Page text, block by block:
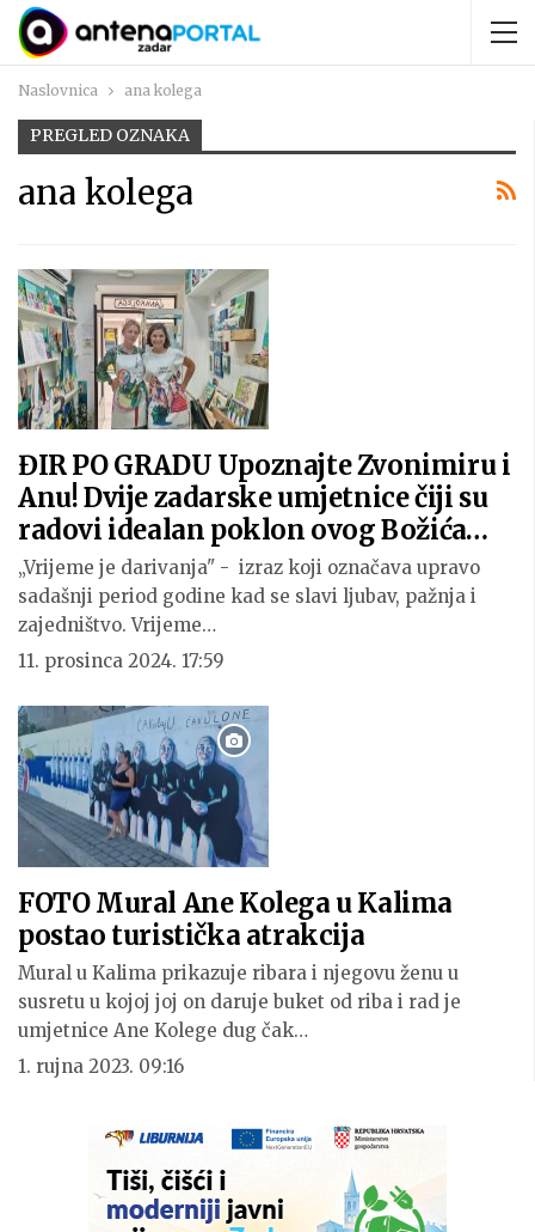
Naslovnica ana kolega
PREGLED OZNAKA
ana kolega
ĐIR PO GRADU Upoznajte Zvonimiru i
Anu! Dvije zadarske umjetnice čiji su
radovi idealan poklon ovog Božića…
„Vrijeme je darivanja" - izraz koji označava upravo
sadašnji period godine kad se slavi ljubav, pažnja i
zajedništvo. Vrijeme…
11. prosinca 2024. 17:59
FOTO Mural Ane Kolega u Kalima
postao turistička atrakcija
Mural u Kalima prikazuje ribara i njegovu ženu u
susretu u kojoj joj on daruje buket od riba i rad je
umjetnice Ane Kolege dug čak…
1. rujna 2023. 09:16